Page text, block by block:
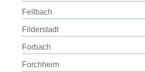
Fellbach
Filderstadt
Forbach
Forchheim